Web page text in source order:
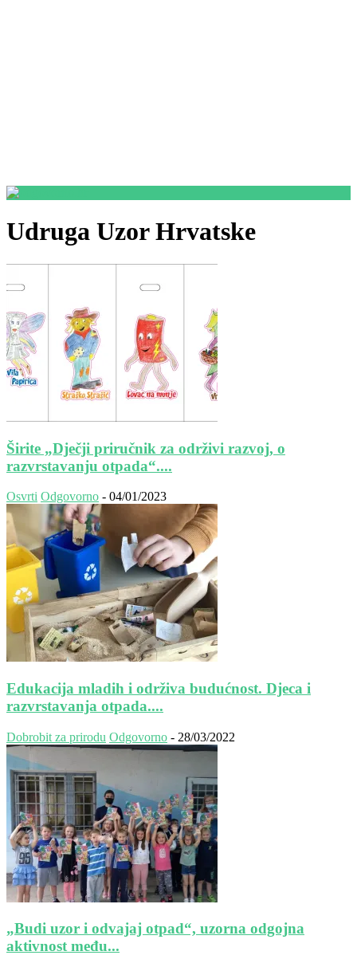
Udruga Uzor Hrvatske
Širite „Dječji priručnik za održivi razvoj, o
razvrstavanju otpada“....
Osvrti Odgovorno - 04/01/2023
Edukacija mladih i održiva budućnost. Djeca i
razvrstavanja otpada....
Dobrobit za prirodu Odgovorno - 28/03/2022
„Budi uzor i odvajaj otpad“, uzorna odgojna
aktivnost među...